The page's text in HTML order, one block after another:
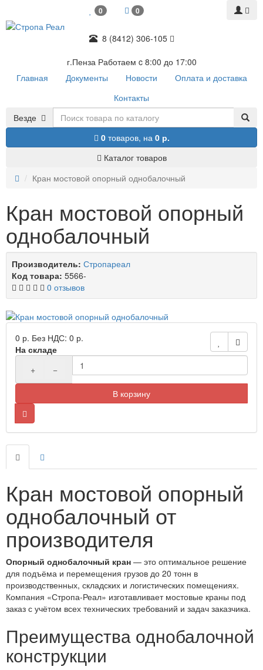
0 0
8 (8412) 306-105
г.Пенза Работаем c 8:00 до 17:00
Главная
Документы Новости
Оплата и доставка
Контакты
Везде
0товаров, на 0 р.
Каталог товаров
Кран мостовой опорный однобалочный
Кран мостовой опорный
однобалочный
Производитель: Стропареал
Код товара: 5566-
0 отзывов
0 р. Без НДС: 0 р.
На складе
+
−
В корзину
Кран мостовой опорный
однобалочный от
производителя
Опорный однобалочный кран — это оптимальное решение
для подъёма и перемещения грузов до 20 тонн в
производственных, складских и логистических помещениях.
Компания «Стропа-Реал» изготавливает мостовые краны под
заказ с учётом всех технических требований и задач заказчика.
Преимущества однобалочной
конструкции